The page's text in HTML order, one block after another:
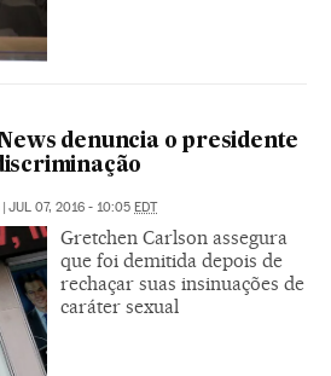
denuncia o presidente
JUL 07, 2016 - 10:05 EDT
Gretchen Carlson assegura
que foi demitida depois de
rechaçar suas insinuações de
caráter sexual